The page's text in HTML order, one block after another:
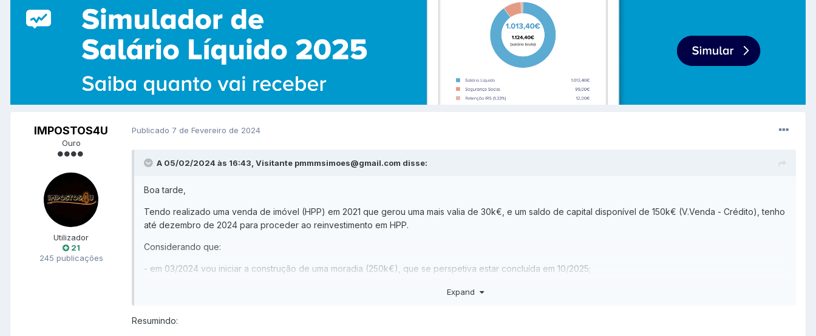
IMPOSTOS4U
Ouro
Utilizador
21
245 publicações
Publicado 7 de Fevereiro de 2024
A 05/02/2024 às 16:43, Visitante pmmmsimoes@gmail.com disse:
Boa tarde,
Tendo realizado uma venda de imóvel (HPP) em 2021 que gerou uma mais valia de 30k€, e um saldo de capital disponível de 150k€ (V.Venda - Crédito), tenho
até dezembro de 2024 para proceder ao reinvestimento em HPP.
Considerando que:
- em 03/2024 vou iniciar a construção de uma moradia (250k€), que se perspetiva estar concluída em 10/2025;
- até 12/2024 perspetiva-se uma execução de 120 k€, recorrendo em 2024 a capital próprio de 60k€ e 60k€ de crédito bancário;
Expand
Resumindo: